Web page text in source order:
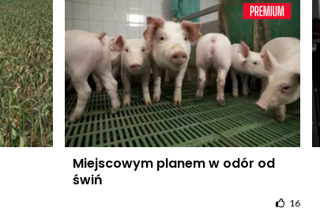
Miejscowym planem w odór od
świń
16